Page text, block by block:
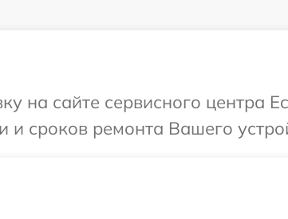
на сайте сервисного центра
и сроков ремонта Вашего